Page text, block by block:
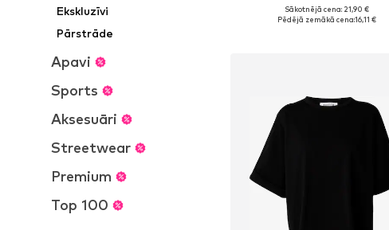
Ekskluzīvi
Pārstrāde
Apavi
Sports
Aksesuāri
Streetwear
Premium
Top 100
+7
Pieejamie izmēri: XS, S, M, L, XL
Sākotnējā cena: 21,90 €
Pēdējā zemākā cena:16,11 €